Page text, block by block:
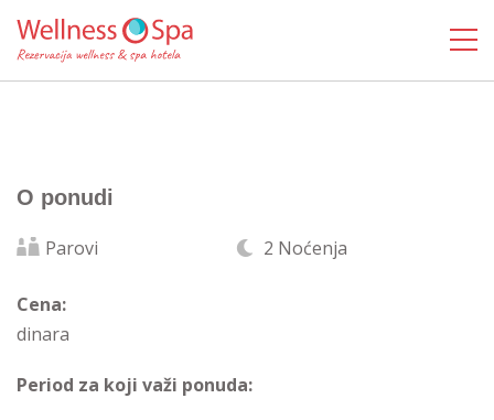
O ponudi
Parovi 2 Noćenja
Cena:
dinara
Period za koji važi ponuda: